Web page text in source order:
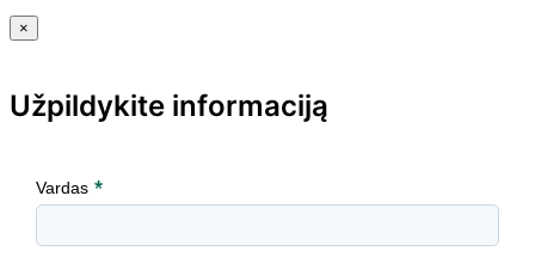
×
Užpildykite informaciją